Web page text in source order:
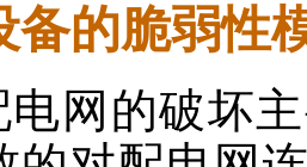
备的脆弱性
网的破坏